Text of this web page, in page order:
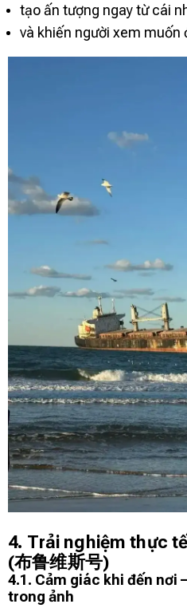
tạo ấn tượng ngay từ cái
và khiến người xem muốn
4. Trải nghiệm thực
(布鲁维斯号)
4.1. Cảm giác khi đến nơi
trong ảnh